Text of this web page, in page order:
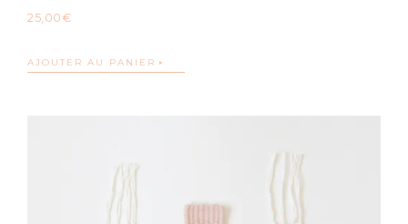
25,00 €
AJOUTER AU PANIER